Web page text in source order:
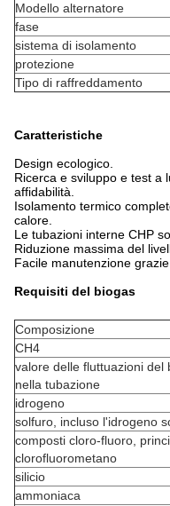
Modello alternatore
fase
sistema di isolamento
protezione
Tipo di raffreddamento
Caratteristiche
Design ecologico.
Ricerca e sviluppo e test a
affidabilità.
Isolamento termico
calore.
Le tubazioni interne CHP
Riduzione massima del
Facile manutenzione
Requisiti del biogas
Composizione
CH4
valore delle fluttuazioni del
nella tubazione
idrogeno
solfuro, incluso l'idrogeno
composti cloro-fluoro,
clorofluorometano
silicio
ammoniaca